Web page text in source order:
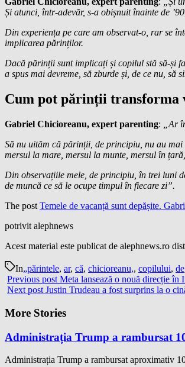
Și atunci, într-adevăr, s-a obișnuit înainte de
Din experiența pe care am observat-o, rar se
implicarea părinților.
Dacă părinții sunt implicați și copilul stă să-și
a spus mai devreme, să zburde și, de ce nu,
Cum pot părinții transforma
Gabriel Chicioreanu, expert parenting:
„Ar
Să nu uităm că părinții, de principiu, nu au
mersul la mare, mersul la munte, mersul în
Din observațiile mele, de principiu, în trei luni
de muncă ce să le ocupe timpul în fiecare zi”.
The post Temele de vacanță sunt depășite.
potrivit alephnews
Acest material este publicat de alephnews.ro
In„părintele, ar, că, chicioreanu,, copilului, de
Previous post Meta lansează o nouă direcție în
Next post Justin Trudeau a fost surprins la o
More Stories
Administrația Trump a rambursat
Administrația Trump a rambursat aproximativ